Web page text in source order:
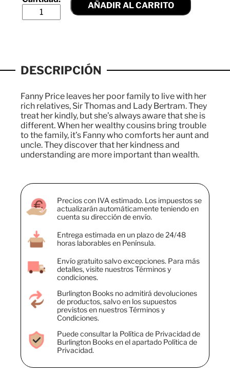
AÑADIR AL CARRITO
DESCRIPCIÓN
Fanny Price leaves her poor family to live with her
rich relatives, Sir Thomas and Lady Bertram. They
treat her kindly, but she’s always aware that she is
different. When her wealthy cousins bring trouble
to the family, it’s Fanny who comforts her aunt and
uncle. They discover that her kindness and
understanding are more important than wealth.
Precios con IVA estimado. Los impuestos se
actualizarán automáticamente teniendo en
cuenta su dirección de envío.
Entrega estimada en un plazo de 24/48
horas laborables en Península.
Envío gratuito salvo excepciones. Para más
detalles, visite nuestros Términos y
condiciones.
Burlington Books no admitirá devoluciones
de productos, salvo en los supuestos
previstos en nuestros Términos y
Condiciones.
Puede consultar la Política de Privacidad de
Burlington Books en el apartado Política de
Privacidad.